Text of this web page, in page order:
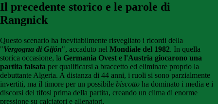
Il precedente storico e le parole di
Rangnick
Questo scenario ha inevitabilmente risvegliato i ricordi della
"Vergogna di Gijón", accaduto nel Mondiale del 1982. In quella
storica occasione, la Germania Ovest e l'Austria giocarono una
partita falsata per qualificarsi a braccetto ed eliminare proprio la
debuttante Algeria. A distanza di 44 anni, i ruoli si sono parzialmente
invertiti, ma il timore per un possibile biscotto ha dominato i media e i
discorsi dei tifosi prima della partita, creando un clima di enorme
pressione su calciatori e allenatori.